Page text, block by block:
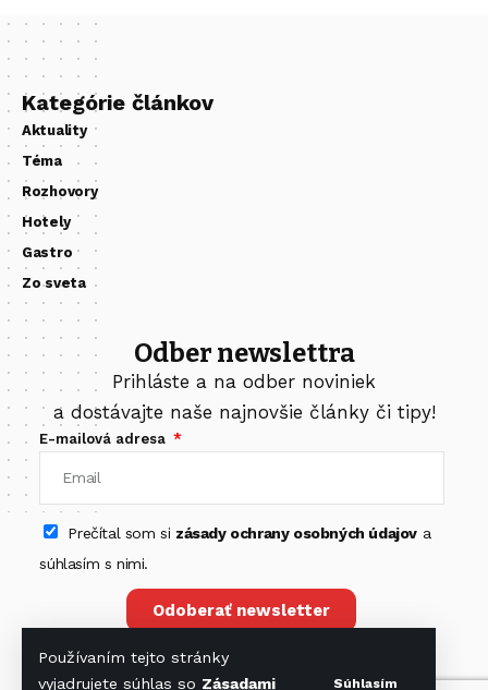
Používaním tejto stránky
vyjadrujete súhlas so Zásadami Súhlasím
Kategórie článkov
Aktuality
Téma
Rozhovory
Hotely
Gastro
Zo sveta
Odber newslettra
Prihláste a na odber noviniek
a dostávajte naše najnovšie články či tipy!
E-mailová adresa
Prečítal som si zásady ochrany osobných údajova
súhlasím s nimi.
Odoberať newsletter